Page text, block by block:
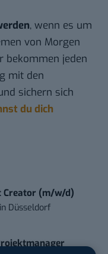
, wenn es um
von Morgen
bekommen jeden
mit den
sichern sich
du dich
Creator (m/w/d)
in Düsseldorf